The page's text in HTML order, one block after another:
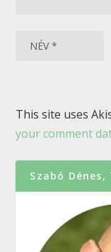
This site uses
your comment
Szabó